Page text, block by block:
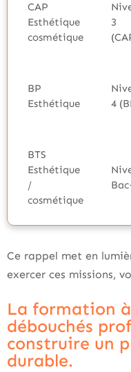
CAP
Esthétique
cosmétique
3
BP
Esthétique
4
BTS
Esthétique
/
cosmétique
Ce rappel met en
exercer ces missions,
La formation
débouchés
construire un
durable.